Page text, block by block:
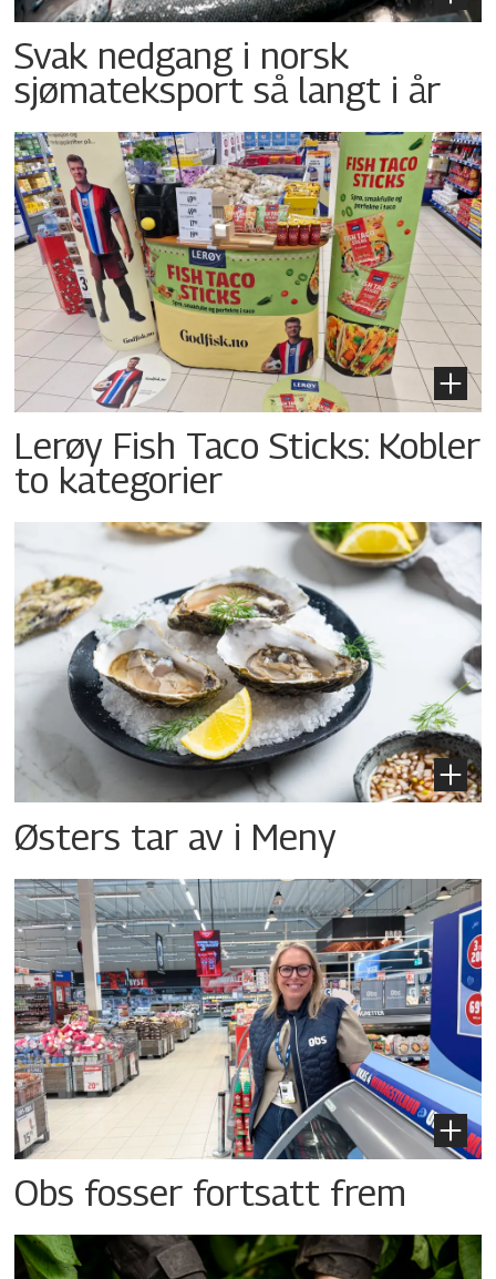
Svak nedgang i norsk
sjømateksport så langt i år
Lerøy Fish Taco Sticks: Kobler
to kategorier
Østers tar av i Meny
Obs fosser fortsatt frem